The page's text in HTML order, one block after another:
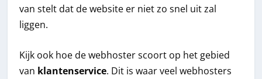
van stelt dat de website er niet zo snel uit zal
liggen.
Kijk ook hoe de webhoster scoort op het gebied
van klantenservice. Dit is waar veel webhosters